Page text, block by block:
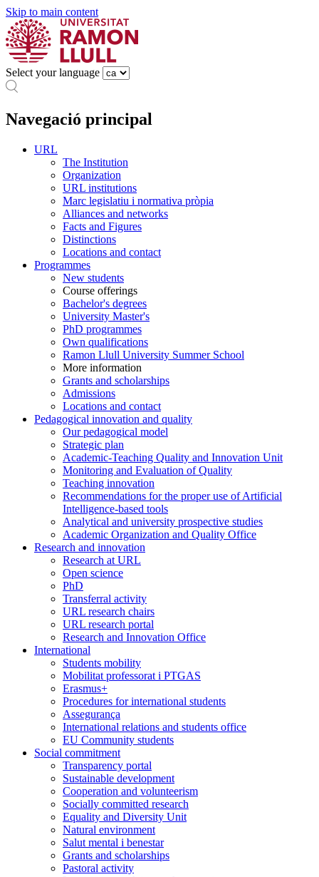
Skip to main content
Select your language
Navegació principal
URL
The Institution
Organization
URL institutions
Marc legislatiu i normativa pròpia
Alliances and networks
Facts and Figures
Distinctions
Locations and contact
Programmes
New students
Course offerings
Bachelor's degrees
University Master's
PhD programmes
Own qualifications
Ramon Llull University Summer School
More information
Grants and scholarships
Admissions
Locations and contact
Pedagogical innovation and quality
Our pedagogical model
Strategic plan
Academic-Teaching Quality and Innovation Unit
Monitoring and Evaluation of Quality
Teaching innovation
Recommendations for the proper use of Artificial
Intelligence-based tools
Analytical and university prospective studies
Academic Organization and Quality Office
Research and innovation
Research at URL
Open science
PhD
Transferral activity
URL research chairs
URL research portal
Research and Innovation Office
International
Students mobility
Mobilitat professorat i PTGAS
Erasmus+
Procedures for international students
Assegurança
International relations and students office
EU Community students
Social commitment
Transparency portal
Sustainable development
Cooperation and volunteerism
Socially committed research
Equality and Diversity Unit
Natural environment
Salut mental i benestar
Grants and scholarships
Pastoral activity